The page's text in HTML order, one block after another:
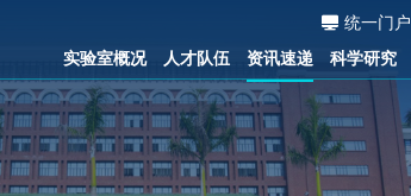
统一门户
实验室概况
人才队伍 资讯速递 科学研究